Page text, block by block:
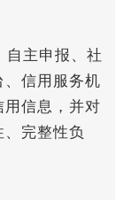
主申报、社
信用服务机
信息，并对
完整性负